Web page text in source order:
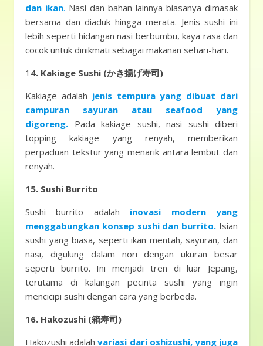
dan ikan. Nasi dan bahan lainnya biasanya dimasak
bersama dan diaduk hingga merata. Jenis sushi ini
lebih seperti hidangan nasi berbumbu, kaya rasa dan
cocok untuk dinikmati sebagai makanan sehari-hari.
1 4. Kakiage Sushi (かき揚げ寿司)
Kakiage adalah jenis tempura yang dibuat dari
campuran sayuran atau seafood yang
digoreng. Pada kakiage sushi, nasi sushi diberi
topping kakiage yang renyah, memberikan
perpaduan tekstur yang menarik antara lembut dan
renyah.
15. Sushi Burrito
Sushi burrito adalah inovasi modern yang
menggabungkan konsep sushi dan burrito. Isian
sushi yang biasa, seperti ikan mentah, sayuran, dan
nasi, digulung dalam nori dengan ukuran besar
seperti burrito. Ini menjadi tren di luar Jepang,
terutama di kalangan pecinta sushi yang ingin
mencicipi sushi dengan cara yang berbeda.
16. Hakozushi (箱寿司)
Hakozushi adalah variasi dari oshizushi, yang juga